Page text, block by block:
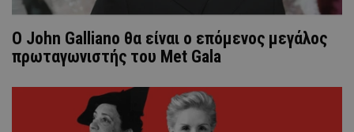
Ο John Galliano θα είναι ο επόμενος μεγάλος
πρωταγωνιστής του Met Gala